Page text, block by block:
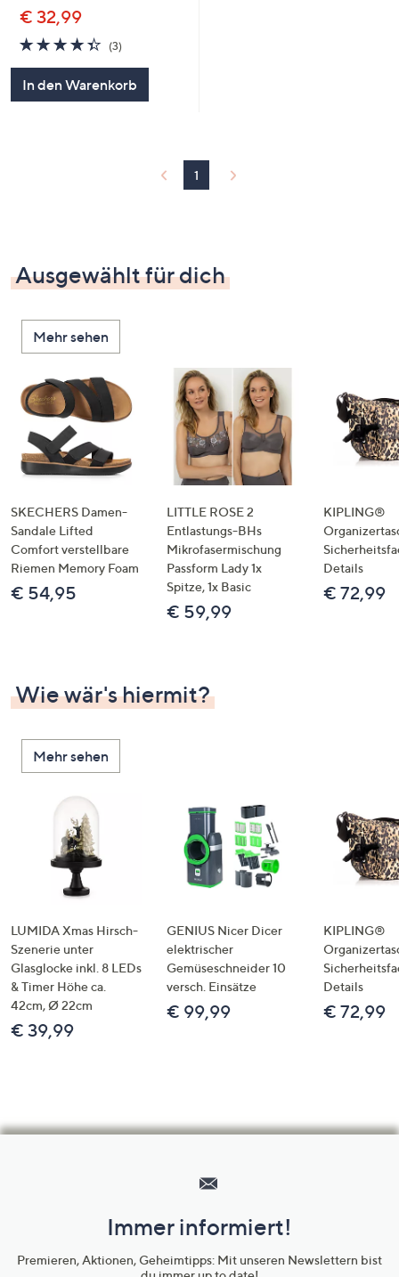
€ 32,99
4.3
von
(3)3
In den Warenkorb
1
Ausgewählt für dich
Mehr sehen
SKECHERS Damen-
Sandale Lifted
Comfort verstellbare
Riemen Memory Foam
€ 54,95
LITTLE ROSE 2
Entlastungs-BHs
Mikrofasermischung
Passform Lady 1x
Spitze, 1x Basic
€ 59,99
KIPLING®
Details
€ 72,99
Wie wär's hiermit?
Mehr sehen
LUMIDA Xmas Hirsch-
Szenerie unter
Glasglocke inkl. 8 LEDs
& Timer Höhe ca.
42cm, Ø 22cm
€ 39,99
GENIUS Nicer Dicer
elektrischer
Gemüseschneider 10
versch. Einsätze
€ 99,99
KIPLING®
Details
€ 72,99
Unternehmensinformationen
Immer informiert!
Premieren, Aktionen, Geheimtipps: Mit unseren Newslettern bist